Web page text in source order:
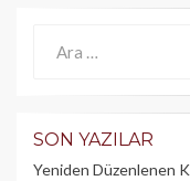
SON YAZILAR
Yeniden Düzenlenen